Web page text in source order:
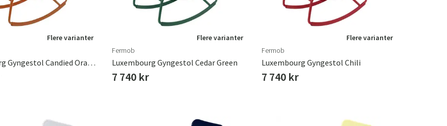
Flere varianter
Luxembourg Gyngestol Candied Orange
Flere varianter
Fermob
Luxembourg Gyngestol Cedar Green
7 740 kr
Flere varianter
Fermob
Luxembourg Gyngestol Chili
7 740 kr